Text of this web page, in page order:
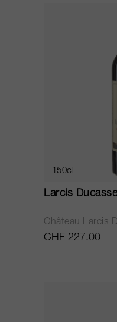
150cl
Larcis
Château Larcis
CHF 227.00